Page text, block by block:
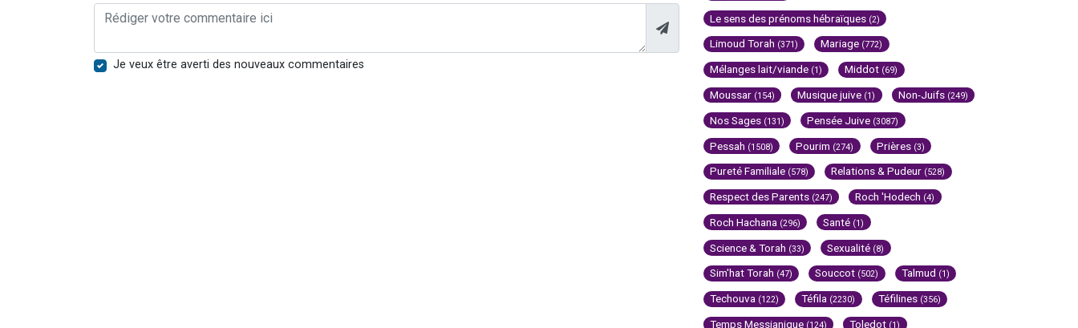
Je veux être averti des nouveaux commentaires
Le sens des prénoms hébraïques (2)
Limoud Torah (371) Mariage (772)
Mélanges lait/viande (1) Middot (69)
Moussar (154) Musique juive (1) Non-Juifs (249)
Nos Sages (131) Pensée Juive (3087)
Pessah (1508) Pourim (274) Prières (3)
Pureté Familiale (578) Relations & Pudeur (528)
Respect des Parents (247) Roch 'Hodech (4)
Roch Hachana (296) Santé (1)
Science & Torah (33) Sexualité (8)
Sim'hat Torah (47) Souccot (502) Talmud (1)
Techouva (122) Téfila (2230) Téfilines (356)
Temps Messianique (124) Toledot (1)